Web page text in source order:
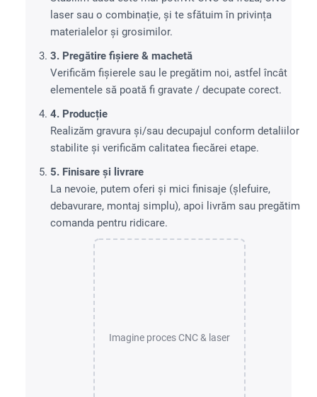
laser sau o combinație, și te sfătuim în privința
materialelor și grosimilor.
3. Pregătire fișiere & machetă
Verificăm fișierele sau le pregătim noi, astfel încât
elementele să poată fi gravate / decupate corect.
4. Producție
Realizăm gravura și/sau decupajul conform detaliilor
stabilite și verificăm calitatea fiecărei etape.
5. Finisare și livrare
La nevoie, putem oferi și mici finisaje (șlefuire,
debavurare, montaj simplu), apoi livrăm sau pregătim
comanda pentru ridicare.
Imagine proces CNC & laser